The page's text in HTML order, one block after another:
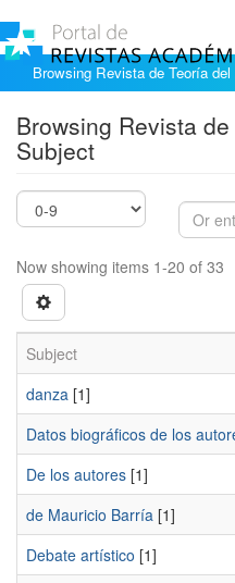
Browsing Revista de Teoría
Browsing Revista
Subject
Now showing items 1-20 of 33
Subject
danza [1]
Datos biográficos de los
De los autores [1]
de Mauricio Barría [1]
Debate artístico [1]